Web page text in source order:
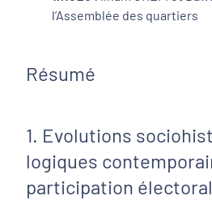
l’Assemblée des quartiers
Résumé
1. Evolutions
logiques
participation